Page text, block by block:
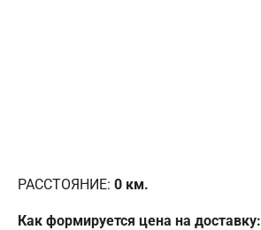
РАССТОЯНИЕ: 0 км.
Как формируется цена на доставку: